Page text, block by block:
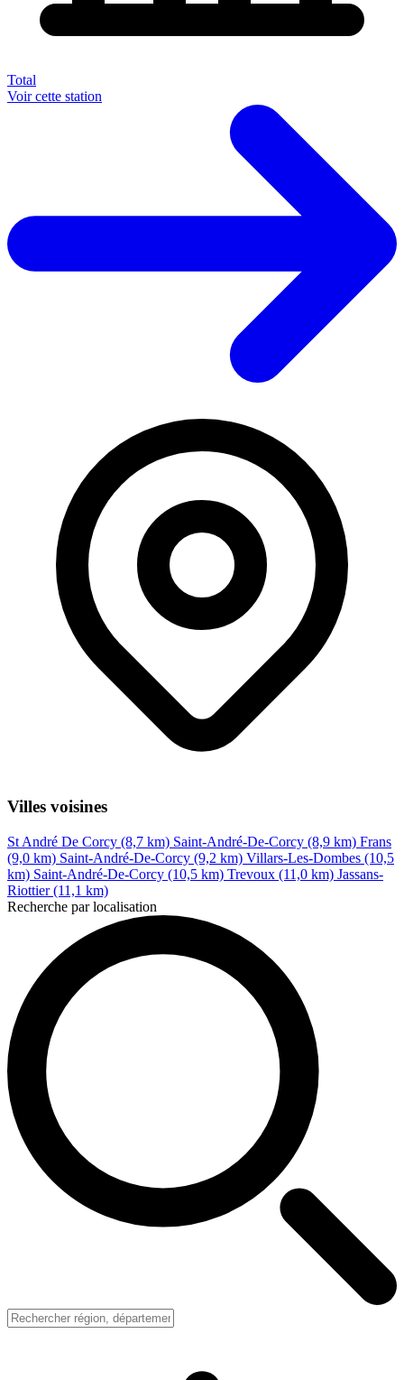
Total
Voir cette station
Villes voisines
St André De Corcy (8,7 km) Saint-André-De-Corcy (8,9 km) Frans
(9,0 km) Saint-André-De-Corcy (9,2 km) Villars-Les-Dombes (10,5
km) Saint-André-De-Corcy (10,5 km) Trevoux (11,0 km) Jassans-
Riottier (11,1 km)
Recherche par localisation